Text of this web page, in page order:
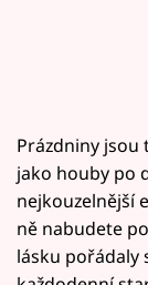
Prázdniny jsou
jako houby po
nejkouzelnější
ně nabudete
lásku pořádaly